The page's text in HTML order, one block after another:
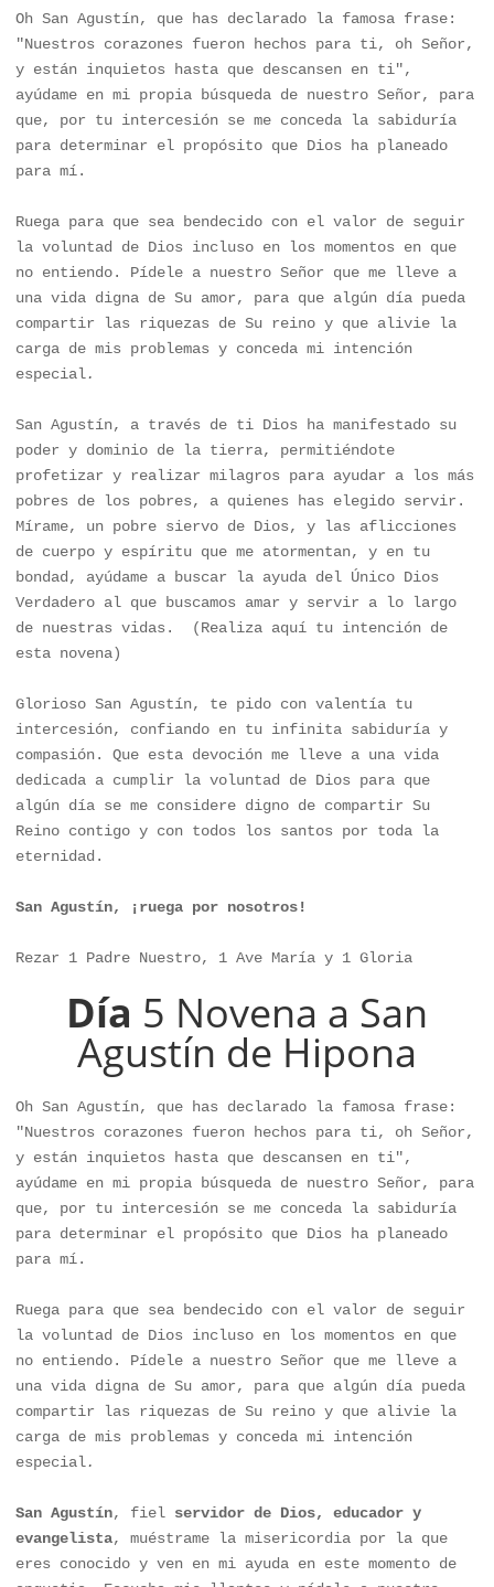
Oh San Agustín, que has declarado la famosa frase:
"Nuestros corazones fueron hechos para ti, oh Señor,
y están inquietos hasta que descansen en ti",
ayúdame en mi propia búsqueda de nuestro Señor, para
que, por tu intercesión se me conceda la sabiduría
para determinar el propósito que Dios ha planeado
para mí.
Ruega para que sea bendecido con el valor de seguir
la voluntad de Dios incluso en los momentos en que
no entiendo. Pídele a nuestro Señor que me lleve a
una vida digna de Su amor, para que algún día pueda
compartir las riquezas de Su reino y que alivie la
carga de mis problemas y conceda mi intención
especial.
San Agustín, a través de ti Dios ha manifestado su
poder y dominio de la tierra, permitiéndote
profetizar y realizar milagros para ayudar a los más
pobres de los pobres, a quienes has elegido servir.
Mírame, un pobre siervo de Dios, y las aflicciones
de cuerpo y espíritu que me atormentan, y en tu
bondad, ayúdame a buscar la ayuda del Único Dios
Verdadero al que buscamos amar y servir a lo largo
de nuestras vidas.  (Realiza aquí tu intención de
esta novena)
Glorioso San Agustín, te pido con valentía tu
intercesión, confiando en tu infinita sabiduría y
compasión. Que esta devoción me lleve a una vida
dedicada a cumplir la voluntad de Dios para que
algún día se me considere digno de compartir Su
Reino contigo y con todos los santos por toda la
eternidad.
San Agustín, ¡ruega por nosotros!
Rezar 1 Padre Nuestro, 1 Ave María y 1 Gloria
Día 5 Novena a San
Agustín de Hipona
Oh San Agustín, que has declarado la famosa frase:
"Nuestros corazones fueron hechos para ti, oh Señor,
y están inquietos hasta que descansen en ti",
ayúdame en mi propia búsqueda de nuestro Señor, para
que, por tu intercesión se me conceda la sabiduría
para determinar el propósito que Dios ha planeado
para mí.
Ruega para que sea bendecido con el valor de seguir
la voluntad de Dios incluso en los momentos en que
no entiendo. Pídele a nuestro Señor que me lleve a
una vida digna de Su amor, para que algún día pueda
compartir las riquezas de Su reino y que alivie la
carga de mis problemas y conceda mi intención
especial.
San Agustín, fiel servidor de Dios, educador y
evangelista, muéstrame la misericordia por la que
eres conocido y ven en mi ayuda en este momento de